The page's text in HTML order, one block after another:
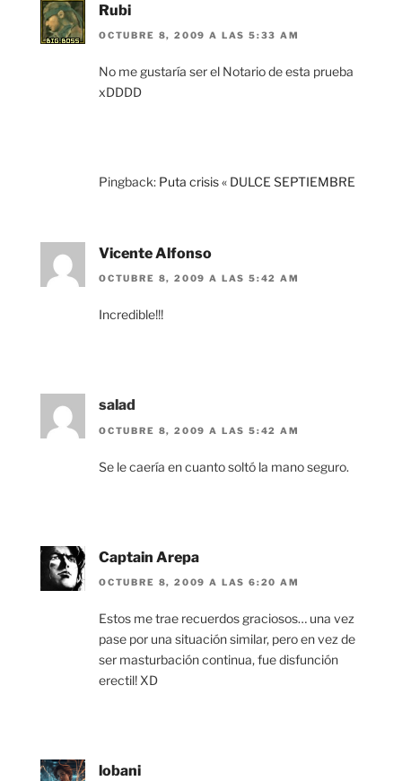
Rubi
OCTUBRE 8, 2009 A LAS 5:33 AM
No me gustaría ser el Notario de esta prueba
xDDDD
Pingback: Puta crisis « DULCE SEPTIEMBRE
Vicente Alfonso
OCTUBRE 8, 2009 A LAS 5:42 AM
Incredible!!!
salad
OCTUBRE 8, 2009 A LAS 5:42 AM
Se le caería en cuanto soltó la mano seguro.
Captain Arepa
OCTUBRE 8, 2009 A LAS 6:20 AM
Estos me trae recuerdos graciosos… una vez
pase por una situación similar, pero en vez de
ser masturbación continua, fue disfunción
erectil! XD
lobani